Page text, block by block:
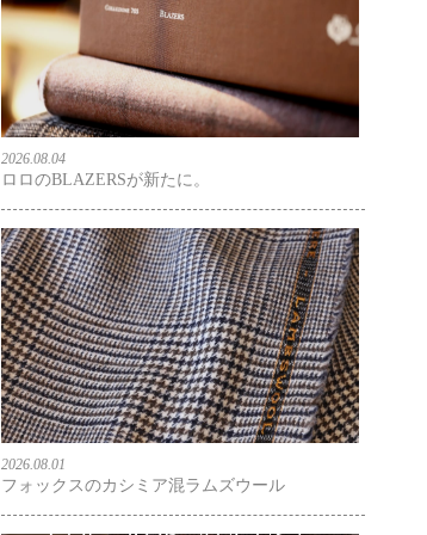
2026.08.04
ロロのBLAZERSが新たに。
2026.08.01
フォックスのカシミア混ラムズウール